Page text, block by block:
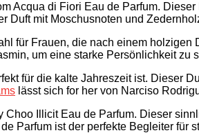
Acqua di Fiori Eau de Parfum.
mit Moschusnoten und
für Frauen, die nach einem
um eine starke Persönlichkeit zu
für die kalte Jahreszeit ist. Dieser
lässt sich for her von Narciso
Illicit Eau de Parfum. Dieser
Parfum ist der perfekte Begleiter für